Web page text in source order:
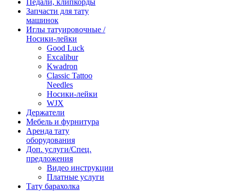
Педали, клипкорды
Запчасти для тату
машинок
Иглы татуировочные /
Носики-лейки
Good Luck
Excalibur
Kwadron
Classic Tattoo
Needles
Носики-лейки
WJX
Держатели
Мебель и фурнитура
Аренда тату
оборудования
Доп. услуги/Спец.
предложения
Видео инструкции
Платные услуги
Тату барахолка